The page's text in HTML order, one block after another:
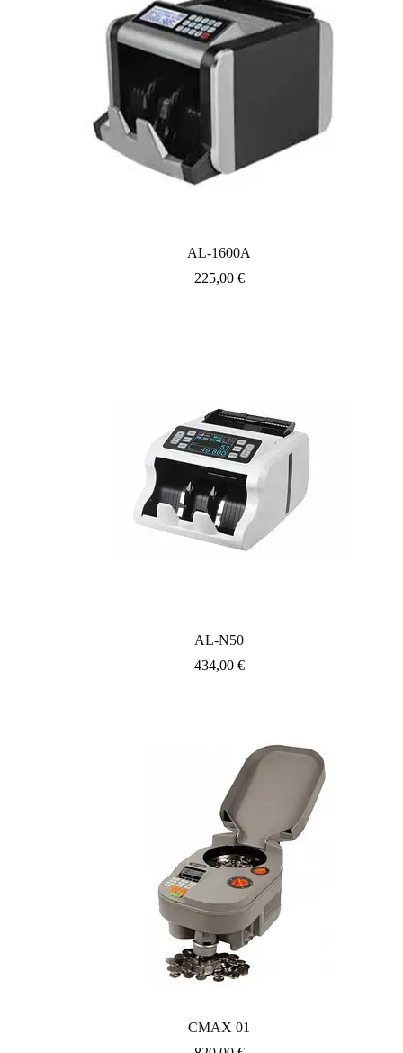
AL-1600A
225,00 €
AL-N50
434,00 €
CMAX 01